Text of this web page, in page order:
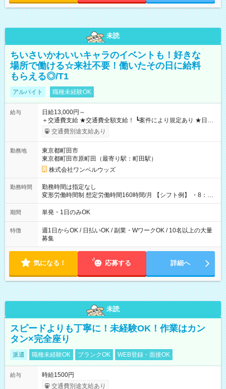
未読
ちいさいかわいいキャラのイベントも！好きな
場所で働ける☆来社不要！働いたその日に給料
もらえる◎/T1
アルバイト 職種未経験OK
給与
日給13,000円～
＋交通費支給 ★交通費全額支給！ ┗案件により規定あり ★日払
いOK！（規定あり） ┗働いたその日に現金GET♪ お仕事後はコ
ンビニATMから 日払い分を引き落とせます！ 【試用期間】試
交通費別途支給あり
勤務地
東京都町田市
東京都町田市原町田（最寄り駅：町田駅）
株式会社ワンベルウッズ
勤務時間
勤務時間は指定なし
変形労働時間制 想定労働時間160時間/月 【シフト例】 ・8：00
～21：00
期間 単発・1日のみOK
特徴
週1日からOK / 日払いOK / 副業・WワークOK / 10名以上の大量
募集
気になる！ 応募する 詳細へ
未読
スピードよりも丁寧に！未経験OK！作業はカン
タン×完全座り
派遣 職種未経験OK ブランクOK WEB登録・面接OK
給与
時給1500円
交通費別途支給あり